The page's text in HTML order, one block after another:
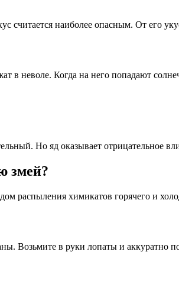
считается наиболее опасным. От его
в неволе. Когда на него попадают
Но яд оказывает отрицательное
змей?
распыления химикатов горячего и
Возьмите в руки лопаты и аккуратно